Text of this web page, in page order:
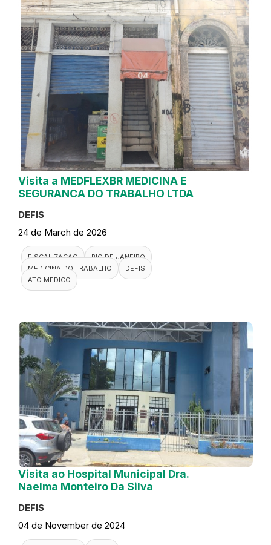
Visita a MEDFLEXBR MEDICINA E
SEGURANCA DO TRABALHO LTDA
DEFIS
24 de March de 2026
FISCALIZACAO
RIO DE JANEIRO
MEDICINA DO TRABALHO
DEFIS
ATO MEDICO
Visita ao Hospital Municipal Dra.
Naelma Monteiro Da Silva
DEFIS
04 de November de 2024